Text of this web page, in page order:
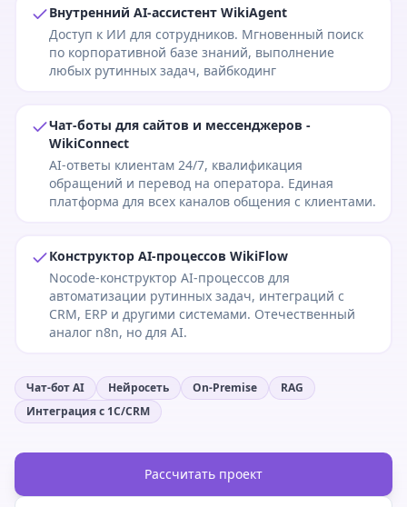
Внутренний AI-ассистент WikiAgent
Доступ к ИИ для сотрудников. Мгновенный поиск
по корпоративной базе знаний, выполнение
любых рутинных задач, вайбкодинг
Чат-боты для сайтов и мессенджеров -
WikiConnect
AI-ответы клиентам 24/7, квалификация
обращений и перевод на оператора. Единая
платформа для всех каналов общения с клиентами.
Конструктор AI-процессов WikiFlow
Nocode-конструктор AI-процессов для
автоматизации рутинных задач, интеграций с
CRM, ERP и другими системами. Отечественный
аналог n8n, но для AI.
Чат-бот AI Нейросеть On-Premise
RAG
Интеграция с 1С/CRM
Рассчитать проект